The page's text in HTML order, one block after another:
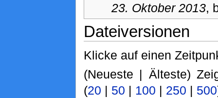
23. Oktober 2013,
Dateiversionen
Klicke auf einen
(Neueste | Älteste)
(20 | 50 | 100 | 250 | 500